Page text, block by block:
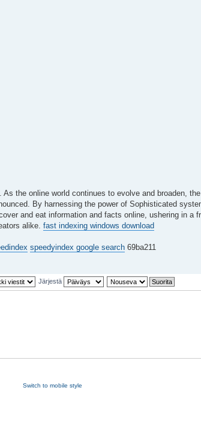
the online world continues to evolve and broaden,
By harnessing the power of Sophisticated
and eat information and facts online, ushering in a
alike. fast indexing windows download
speedyindex google search 69ba211
Järjestä
Switch to mobile style